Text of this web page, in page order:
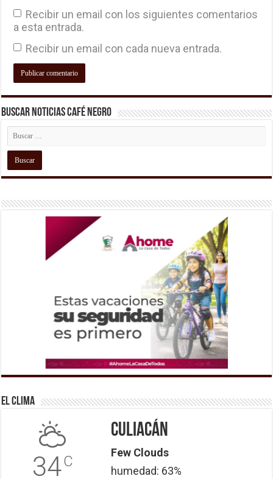
Recibir un email con los siguientes comentarios
a esta entrada.
Recibir un email con cada nueva entrada.
Buscar Noticias Café Negro
El Clima
34C
Culiacán
Few Clouds
humedad: 63%